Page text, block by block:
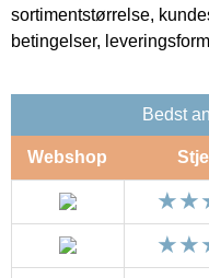
sortimentstørrelse,
betingelser,
Bedst
Webshop